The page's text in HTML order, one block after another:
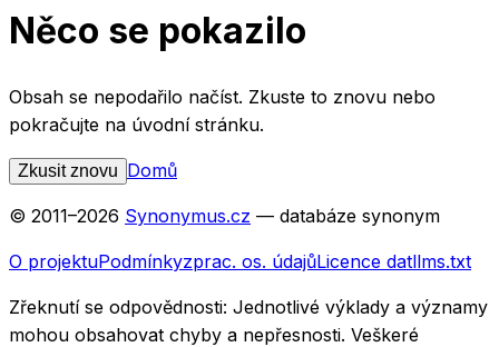
Něco se pokazilo
Obsah se nepodařilo načíst. Zkuste to znovu nebo
pokračujte na úvodní stránku.
Zkusit znovu Domů
© 2011–2026 Synonymus.cz — databáze synonym
O projektuPodmínkyzprac. os. údajůLicence datllms.txt
Zřeknutí se odpovědnosti: Jednotlivé výklady a významy
mohou obsahovat chyby a nepřesnosti. Veškeré